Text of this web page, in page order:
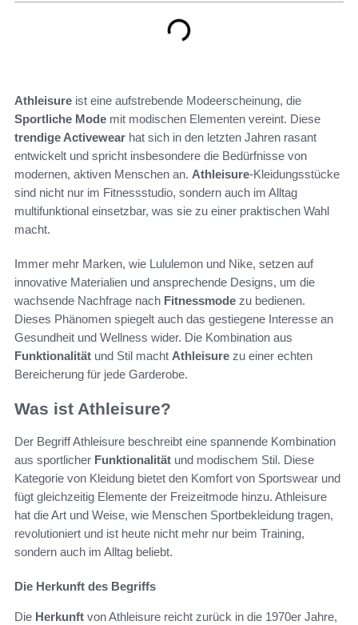
Athleisure ist eine aufstrebende Modeerscheinung, die
Sportliche Mode mit modischen Elementen vereint. Diese
trendige Activewear hat sich in den letzten Jahren rasant
entwickelt und spricht insbesondere die Bedürfnisse von
modernen, aktiven Menschen an. Athleisure-Kleidungsstücke
sind nicht nur im Fitnessstudio, sondern auch im Alltag
multifunktional einsetzbar, was sie zu einer praktischen Wahl
macht.
Immer mehr Marken, wie Lululemon und Nike, setzen auf
innovative Materialien und ansprechende Designs, um die
wachsende Nachfrage nach Fitnessmode zu bedienen.
Dieses Phänomen spiegelt auch das gestiegene Interesse an
Gesundheit und Wellness wider. Die Kombination aus
Funktionalität und Stil macht Athleisure zu einer echten
Bereicherung für jede Garderobe.
Was ist Athleisure?
Der Begriff Athleisure beschreibt eine spannende Kombination
aus sportlicher Funktionalität und modischem Stil. Diese
Kategorie von Kleidung bietet den Komfort von Sportswear und
fügt gleichzeitig Elemente der Freizeitmode hinzu. Athleisure
hat die Art und Weise, wie Menschen Sportbekleidung tragen,
revolutioniert und ist heute nicht mehr nur beim Training,
sondern auch im Alltag beliebt.
Die Herkunft des Begriffs
Die Herkunft von Athleisure reicht zurück in die 1970er Jahre,